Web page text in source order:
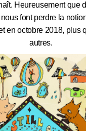
Heureusement que
font perdre la
en octobre 2018, plus
autres.